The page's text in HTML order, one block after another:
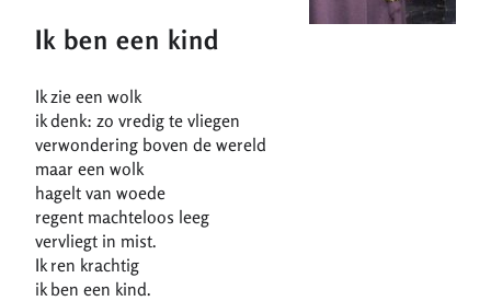
Ik ben een kind
Ik zie een wolk
ik denk: zo vredig te vliegen
verwondering boven de wereld
maar een wolk
hagelt van woede
regent machteloos leeg
vervliegt in mist.
Ik ren krachtig
ik ben een kind.